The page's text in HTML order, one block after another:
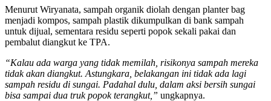
Menurut Wiryanata, sampah organik diolah dengan planter bag
menjadi kompos, sampah plastik dikumpulkan di bank sampah
untuk dijual, sementara residu seperti popok sekali pakai dan
pembalut diangkut ke TPA.
“Kalau ada warga yang tidak memilah, risikonya sampah mereka
tidak akan diangkut. Astungkara, belakangan ini tidak ada lagi
sampah residu di sungai. Padahal dulu, dalam aksi bersih sungai
bisa sampai dua truk popok terangkut,” ungkapnya.